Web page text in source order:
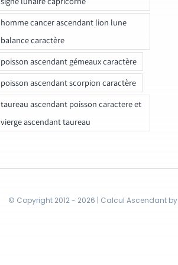
homme cancer ascendant lion lune
balance caractère
poisson ascendant gémeaux caractère
poisson ascendant scorpion caractère
taureau ascendant poisson caractere et
vierge ascendant taureau
© Copyright 2012 - 2026 | Calcul Ascendant by